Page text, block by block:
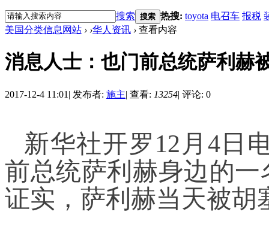
搜索 搜索 热搜: toyota 电召车 报税
美国分类信息网站 › ›华人资讯 › 查看内容
消息人士：也门前总统萨利赫
2017-12-4 11:01 | 发布者: 施主| 查看: 13254| 评论: 0
新华社开罗12月4日
前总统萨利赫身边的
证实，萨利赫当天被胡